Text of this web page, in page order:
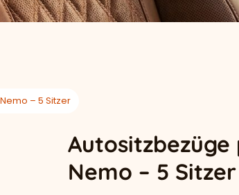
– 5 Sitzer
Autositzbezüge
Nemo – 5 Sitzer